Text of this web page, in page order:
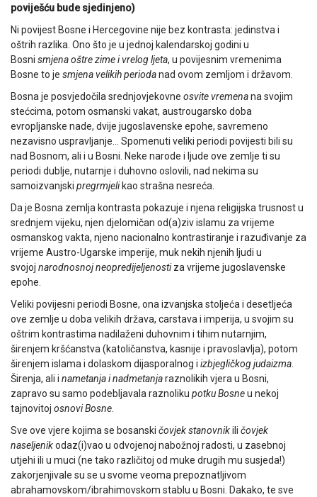
poviješću bude sjedinjeno)
Ni povijest Bosne i Hercegovine nije bez kontrasta: jedinstva i
oštrih razlika. Ono što je u jednoj kalendarskoj godini u
Bosni smjena oštre zime i vrelog ljeta, u povijesnim vremenima
Bosne to je smjena velikih periodanad ovom zemljom i državom.
Bosna je posvjedočila srednjovjekovne osvite vremenana svojim
stećcima, potom osmanski vakat, austrougarsko doba
evropljanske nade, dvije jugoslavenske epohe, savremeno
nezavisno uspravljanje… Spomenuti veliki periodi povijesti bili su
nad Bosnom, ali i u Bosni. Neke narode i ljude ove zemlje ti su
periodi dublje, nutarnje i duhovno oslovili, nad nekima su
samoizvanjski pregrmjelikao strašna nesreća.
Da je Bosna zemlja kontrasta pokazuje i njena religijska trusnost u
srednjem vijeku, njen djelomičan od(a)ziv islamu za vrijeme
osmanskog vakta, njeno nacionalno kontrastiranje i razuđivanje za
vrijeme Austro-Ugarske imperije, muk nekih njenih ljudi u
svojoj narodnosnoj neopredijeljenostiza vrijeme jugoslavenske
epohe.
Veliki povijesni periodi Bosne, ona izvanjska stoljeća i desetljeća
ove zemlje u doba velikih država, carstava i imperija, u svojim su
oštrim kontrastima nadilaženi duhovnim i tihim nutarnjim,
širenjem kršćanstva (katoličanstva, kasnije i pravoslavlja), potom
širenjem islama i dolaskom dijasporalnog i izbjegličkog judaizma.
Širenja, ali i nametanja i nadmetanjaraznolikih vjera u Bosni,
zapravo su samo podebljavala raznoliku potku Bosneu nekoj
tajnovitoj osnovi Bosne.
Sve ove vjere kojima se bosanski čovjek stanovnikili čovjek
naseljenikodaz(i)vao u odvojenoj nabožnoj radosti, u zasebnoj
utjehi ili u muci (ne tako različitoj od muke drugih mu susjeda!)
zakorjenjivale su se u svome veoma prepoznatljivom
abrahamovskom/ibrahimovskom stablu u Bosni. Dakako, te sve